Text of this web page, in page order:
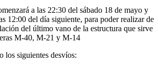
a las 22:30 del sábado 18 de mayo y
12:00 del día siguiente, para poder realizar de
del último vano de la estructura que sirve
M-40, M-21 y M-14
los siguientes desvíos: